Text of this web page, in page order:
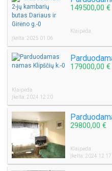
149500,00 €
Klaipėda
Įkelta: 2025 01 06
179000,00 €
Klaipėda
Įkelta: 2024 12 20
29800,00 €
Klaipėda
Įkelta: 2024 12 17